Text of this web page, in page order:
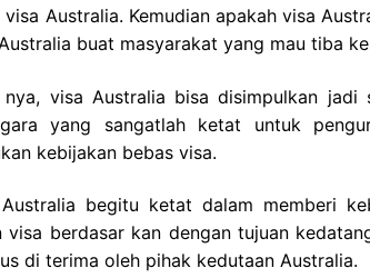
Australia. Kemudian apakah visa
buat masyarakat yang mau tiba
nya, visa Australia bisa disimpulkan
yang sangatlah ketat untuk
kebijakan bebas visa.
Australia begitu ketat dalam memberi
visa berdasar kan dengan tujuan
di terima oleh pihak kedutaan Australia.